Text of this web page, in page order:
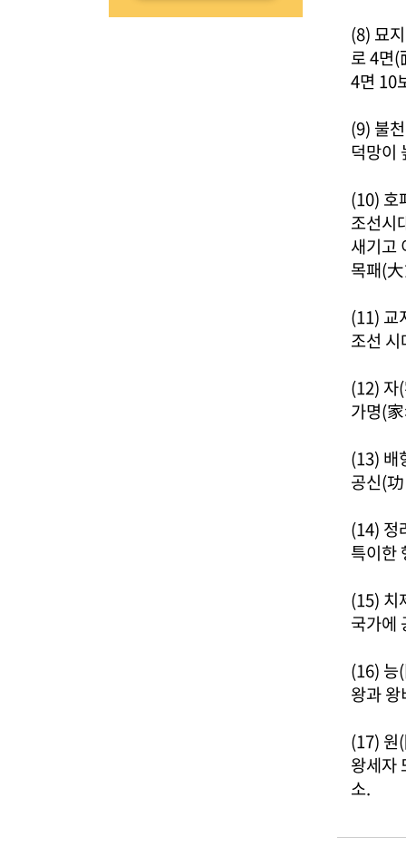
(8) 묘
로 4면
4면 10
(9) 불
덕망이
(10)
조선시
새기고
목패(
(11)
조선
(12) 자
가명(
(13)
공신(
(14)
특이한
(15)
국가에
(16) 능
왕과
(17) 원
왕세자
소.